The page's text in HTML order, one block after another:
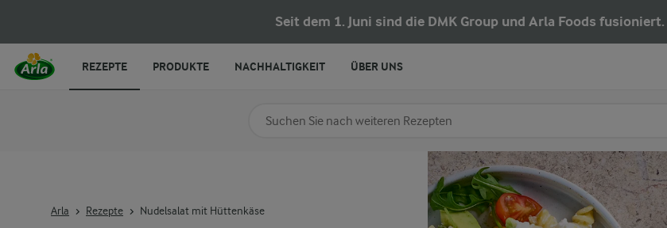
Seit dem 1. Juni sind die DMK Group und Arla Foods fusioniert.
Arla Rezepte Nudelsalat mit Hüttenkäse
Nach Kategorie suchen
REZEPTE PRODUKTE NACHHALTIGKEIT ÜBER UNS